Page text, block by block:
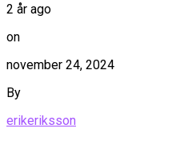
2 år ago
on
november 24, 2024
By
erikeriksson